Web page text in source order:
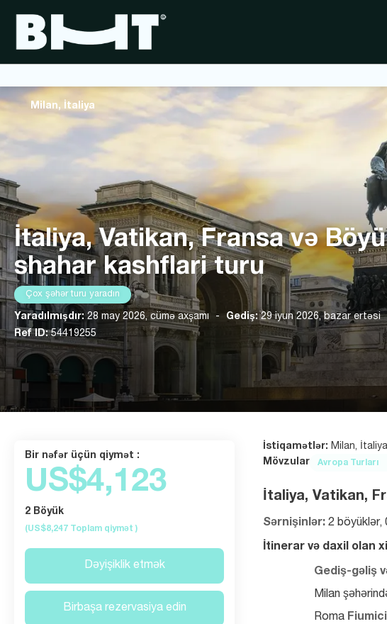
İtaliya, Vatikan, Fransa və
shahar kashflari turu
Çox şəhər turu yaradın
Yaradılmışdır:28 may 2026, cümə axşamı - Gediş:29 iyun 2026, bazar ertəsi
Ref ID:54419255
Milan, İtaliya
İstiqamətlər: Milan,
Mövzular
Avropa Turları
İtaliya, Vatikan,
Sərnişinlər: 2 böyüklər,
İtinerar və daxil olan
Gediş-gəliş
Milan
Roma
Bir nəfər üçün qiymət :
US$4,123
2 Böyük
(US$8,247 Toplam qiymət )
Dəyişiklik etmək
Birbaşa rezervasiya edin